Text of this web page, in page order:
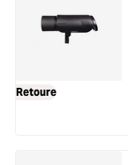
Retoure